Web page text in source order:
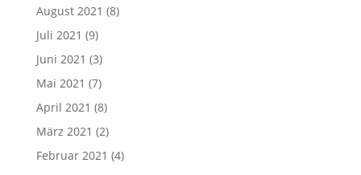
August 2021 (8)
Juli 2021 (9)
Juni 2021 (3)
Mai 2021 (7)
April 2021 (8)
März 2021 (2)
Februar 2021 (4)